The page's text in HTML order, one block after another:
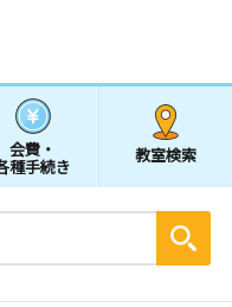
会費・
種手続き
教室検索